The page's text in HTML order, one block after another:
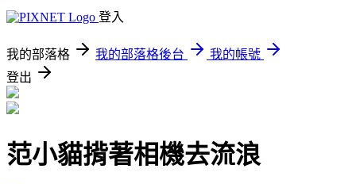
登入
我的部落格 我的部落格後台
我的帳號
登出
范小貓揹著相機去流浪